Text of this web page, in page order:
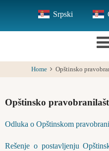
main
Srpski
Home Opštinsko
Opštinsko
Odluka o Opštinskom
Rešenje o postavljenju